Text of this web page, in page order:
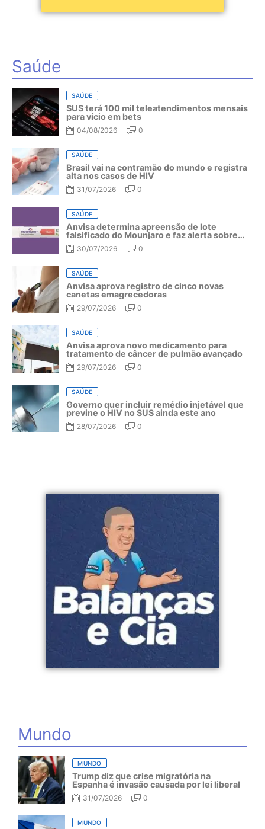
Saúde
SAÚDE
SUS terá 100 mil teleatendimentos mensais
para vício em bets
04/08/2026 0
SAÚDE
Brasil vai na contramão do mundo e registra
alta nos casos de HIV
31/07/2026 0
SAÚDE
Anvisa determina apreensão de lote
falsificado do Mounjaro e faz alerta sobre
riscos do medicamento
30/07/2026 0
SAÚDE
Anvisa aprova registro de cinco novas
canetas emagrecedoras
29/07/2026 0
SAÚDE
Anvisa aprova novo medicamento para
tratamento de câncer de pulmão avançado
29/07/2026 0
SAÚDE
Governo quer incluir remédio injetável que
previne o HIV no SUS ainda este ano
28/07/2026 0
Mundo
MUNDO
Trump diz que crise migratória na
Espanha é invasão causada por lei liberal
31/07/2026 0
MUNDO